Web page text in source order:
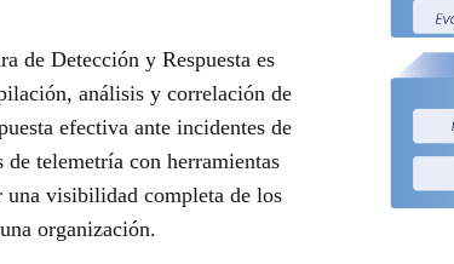
de Detección y Respuesta es
análisis y correlación de
efectiva ante incidentes de
telemetría con herramientas
una visibilidad completa de los
organización.